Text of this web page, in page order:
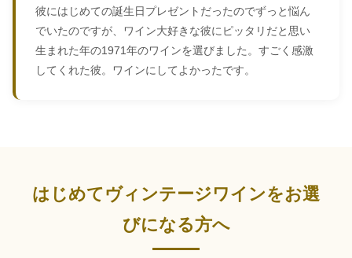
彼にはじめての誕生日プレゼントだったのでずっと悩ん
でいたのですが、ワイン大好きな彼にピッタリだと思い
生まれた年の1971年のワインを選びました。すごく感激
してくれた彼。ワインにしてよかったです。
はじめてヴィンテージワインをお選
びになる方へ